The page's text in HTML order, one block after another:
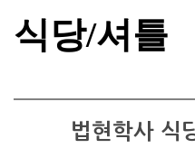
식당/셔틀
법현학사